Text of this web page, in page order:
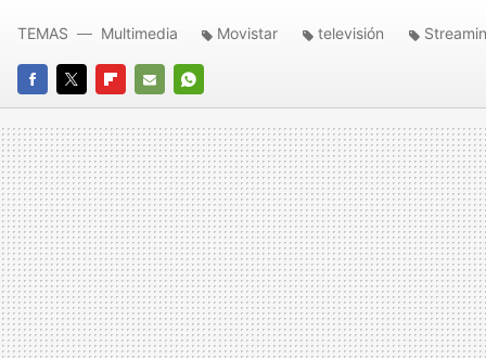
FACEBOOK
TWITTERFLIPBOARD
E-
MAIL
WHATSAPP
TEMAS Multimedia Movistar televisión